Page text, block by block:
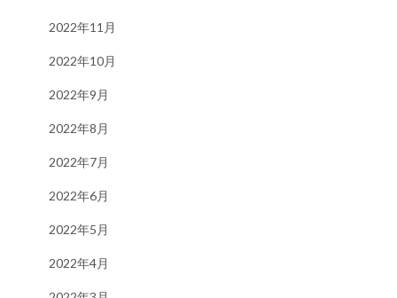
2022年11月
2022年10月
2022年9月
2022年8月
2022年7月
2022年6月
2022年5月
2022年4月